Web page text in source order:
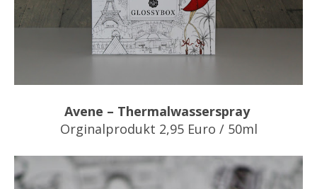
Avene – Thermalwasserspray
Orginalprodukt 2,95 Euro / 50ml